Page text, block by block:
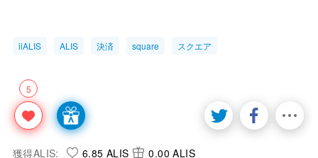
iiALIS ALIS 決済 square スクエア
5
獲得ALIS: 6.85 ALIS 0.00 ALIS